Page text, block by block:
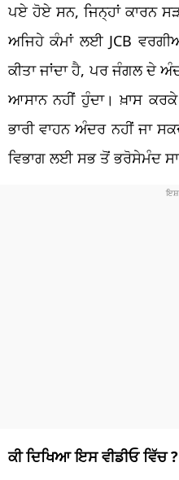
ਪਏ ਹੋਏ ਸਨ, ਜਿਨ੍ਹਾਂ ਕਾਰਨ
ਅਜਿਹੇ ਕੰਮਾਂ ਲਈ JCB
ਕੀਤਾ ਜਾਂਦਾ ਹੈ, ਪਰ ਜੰਗਲ ਦੇ
ਆਸਾਨ ਨਹੀਂ ਹੁੰਦਾ। ਖ਼ਾਸ
ਭਾਰੀ ਵਾਹਨ ਅੰਦਰ ਨਹੀਂ ਜਾ
ਵਿਭਾਗ ਲਈ ਸਭ ਤੋਂ ਭਰੋਸੇਮੰਦ
ਕੀ ਦਿਖਿਆ ਇਸ ਵੀਡੀਓ ਵਿੱਚ ?